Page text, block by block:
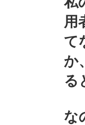
用
て
か
る
な